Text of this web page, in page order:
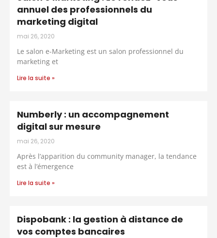
annuel des professionnels du
marketing digital
mai 26, 2020
Le salon e-Marketing est un salon professionnel du
marketing et
Lire la suite »
Numberly : un accompagnement
digital sur mesure
mai 26, 2020
Après l’apparition du community manager, la tendance
est à l’émergence
Lire la suite »
Dispobank : la gestion à distance de
vos comptes bancaires